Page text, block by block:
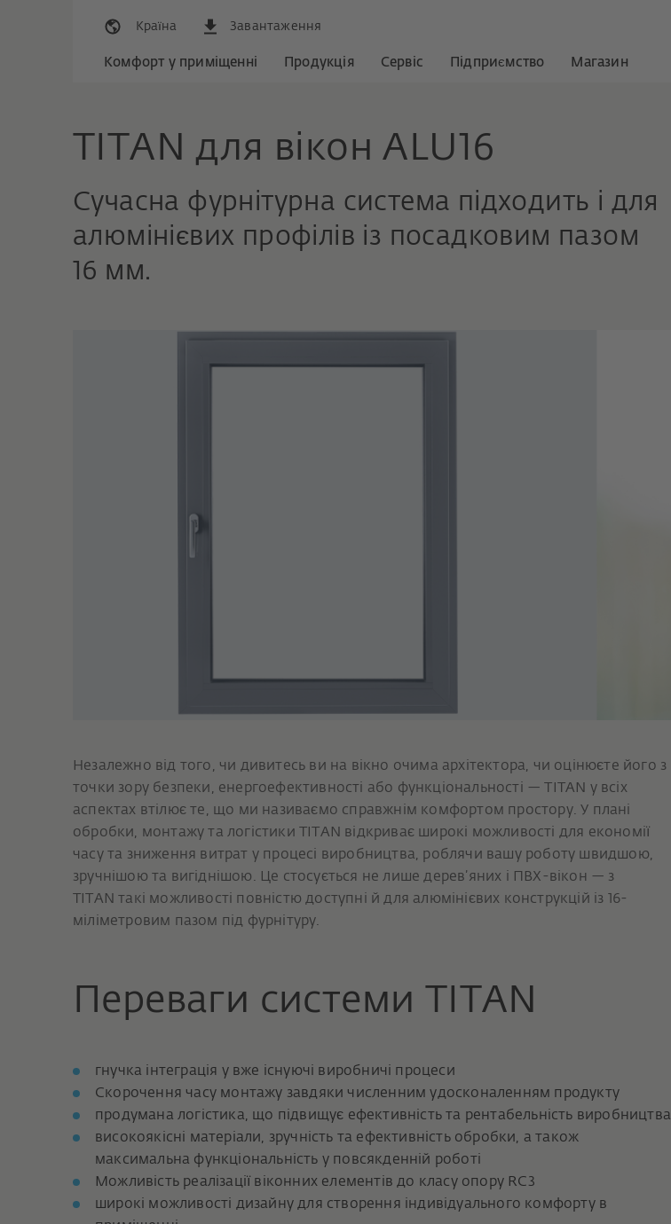
Країна Завантаження
Комфорт у приміщенні Продукція Сервіс Підприємство Магазин
TITAN для вікон ALU16
Сучасна фурнітурна система підходить і для
алюмінієвих профілів із посадковим пазом
16 мм.
Незалежно від того, чи дивитесь ви на вікно очима архітектора, чи оцінюєте його з
точки зору безпеки, енергоефективності або функціональності — TITAN у всіх
аспектах втілює те, що ми називаємо справжнім комфортом простору. У плані
обробки, монтажу та логістики TITAN відкриває широкі можливості для економії
часу та зниження витрат у процесі виробництва, роблячи вашу роботу швидшою,
зручнішою та вигіднішою. Це стосується не лише дерев’яних і ПВХ-вікон — з
TITAN такі можливості повністю доступні й для алюмінієвих конструкцій із 16-
міліметровим пазом під фурнітуру.
Переваги системи TITAN
гнучка інтеграція у вже існуючі виробничі процеси
Скорочення часу монтажу завдяки численним удосконаленням продукту
продумана логістика, що підвищує ефективність та рентабельність виробництва
високоякісні матеріали, зручність та ефективність обробки, а також
максимальна функціональність у повсякденній роботі
Можливість реалізації віконних елементів до класу опору RC3
широкі можливості дизайну для створення індивідуального комфорту в